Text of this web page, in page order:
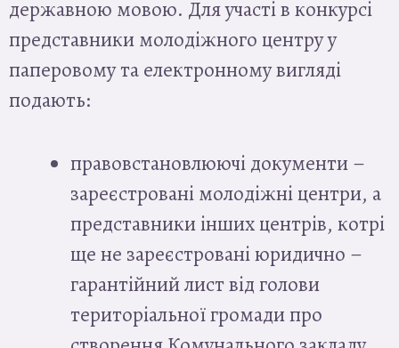
державною мовою. Для участі в конкурсі
представники молодіжного центру у
паперовому та електронному вигляді
подають:
правовстановлюючі документи–
зареєстровані молодіжні центри, а
представники інших центрів, котрі
ще не зареєстровані юридично –
гарантійний лист від голови
територіальної громади про